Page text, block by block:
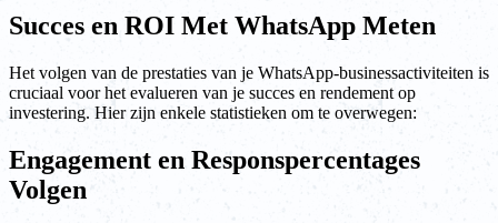
Succes en ROI Met WhatsApp Meten
Het volgen van de prestaties van je WhatsApp-businessactiviteiten is
cruciaal voor het evalueren van je succes en rendement op
investering. Hier zijn enkele statistieken om te overwegen:
Engagement en Responspercentages
Volgen